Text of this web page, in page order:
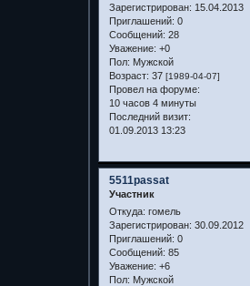
Зарегистрирован: 15.04.2013
Приглашений: 0
Сообщений: 28
Уважение: +0
Пол: Мужской
Возраст: 37 [1989-04-07]
Провел на форуме:
10 часов 4 минуты
Последний визит:
01.09.2013 13:23
5511passat
Участник
Откуда: гомель
Зарегистрирован: 30.09.2012
Приглашений: 0
Сообщений: 85
Уважение: +6
Пол: Мужской